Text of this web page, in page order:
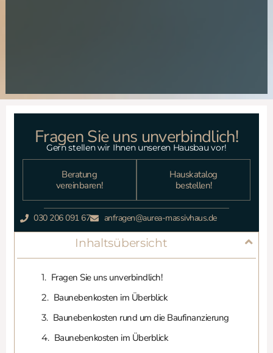
Fragen Sie uns unverbindlich!
Gern stellen wir Ihnen unseren Hausbau vor!
Beratung
vereinbaren!
Hauskatalog
bestellen!
030 206 091 67 anfragen@aurea-massivhaus.de
Inhaltsübersicht
Fragen Sie uns unverbindlich!
Baunebenkosten im Überblick
Baunebenkosten rund um die Baufinanzierung
Baunebenkosten im Überblick